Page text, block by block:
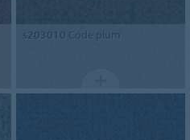
s203010 Code plum